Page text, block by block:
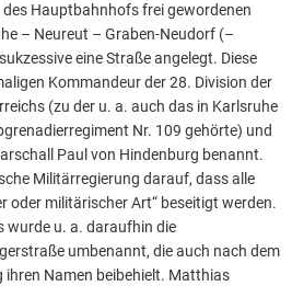
Hauptbahnhofs frei gewordenen
– Neureut – Graben­-Neudorf (–
eine Straße angelegt. Diese
Kommandeur der 28. Division der
(zu der u. a. auch das in Karlsruhe
Nr. 109 gehörte) und
Paul von Hindenburg benannt.
Militärregierung darauf, dass alle
oder militärischer Art“ beseitigt werden.
wurde u. a. daraufhin die
umbenannt, die auch nach dem
ihren Namen beibehielt. Matthias